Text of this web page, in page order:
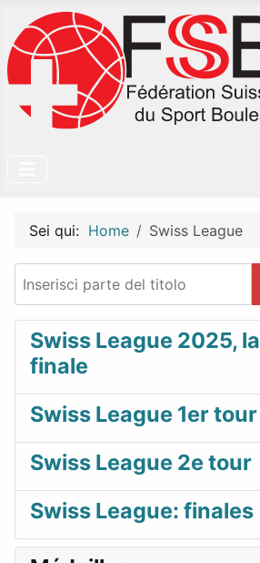
Sei qui: Home Swiss League
Swiss League 2025, la
finale
Swiss League 1er tour
Swiss League 2e tour
Swiss League: finales